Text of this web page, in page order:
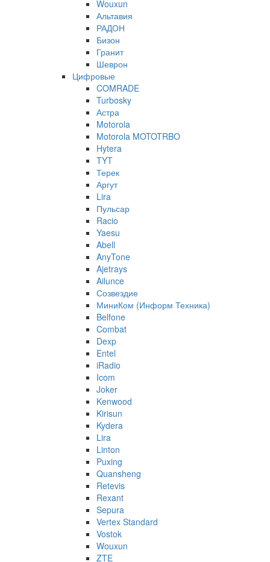
Wouxun
Альтавия
РАДОН
Бизон
Гранит
Шеврон
Цифровые
COMRADE
Turbosky
Астра
Motorola
Motorola MOTOTRBO
Hytera
TYT
Терек
Аргут
Lira
Пульсар
Racio
Yaesu
Abell
AnyTone
Ajetrays
Ailunce
Созвездие
МиниКом (Информ Техника)
Belfone
Combat
Dexp
Entel
iRadio
Icom
Joker
Kenwood
Kirisun
Kydera
Lira
Linton
Puxing
Quansheng
Retevis
Rexant
Sepura
Vertex Standard
Vostok
Wouxun
ZTE